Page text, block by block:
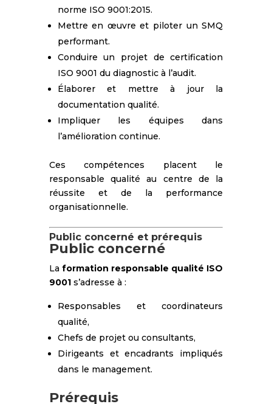
norme ISO 9001:2015.
Mettre en œuvre et piloter un SMQ
performant.
Conduire un projet de certification
ISO 9001 du diagnostic à l’audit.
Élaborer et mettre à jour la
documentation qualité.
Impliquer les équipes dans
l’amélioration continue.
Ces compétences placent le
responsable qualité au centre de la
réussite et de la performance
organisationnelle.
Public concerné et prérequis
Public concerné
La formation responsable qualité ISO
9001s’adresse à :
Responsables et coordinateurs
qualité,
Chefs de projet ou consultants,
Dirigeants et encadrants impliqués
dans le management.
Prérequis